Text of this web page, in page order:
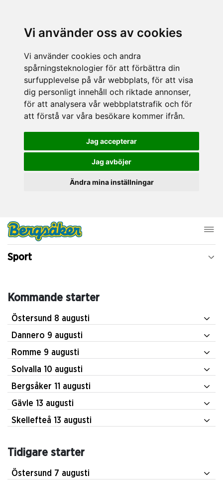
Vi använder oss av cookies
Vi använder cookies och andra
spårningsteknologier för att förbättra din
surfupplevelse på vår webbplats, för att visa
dig personligt innehåll och riktade annonser,
för att analysera vår webbplatstrafik och för
att förstå var våra besökare kommer ifrån.
Jag accepterar
Jag avböjer
Ändra mina inställningar
Sport
Kommande starter
Östersund 8 augusti
Dannero 9 augusti
Romme 9 augusti
Solvalla 10 augusti
Bergsåker 11 augusti
Gävle 13 augusti
Skellefteå 13 augusti
Tidigare starter
Östersund 7 augusti